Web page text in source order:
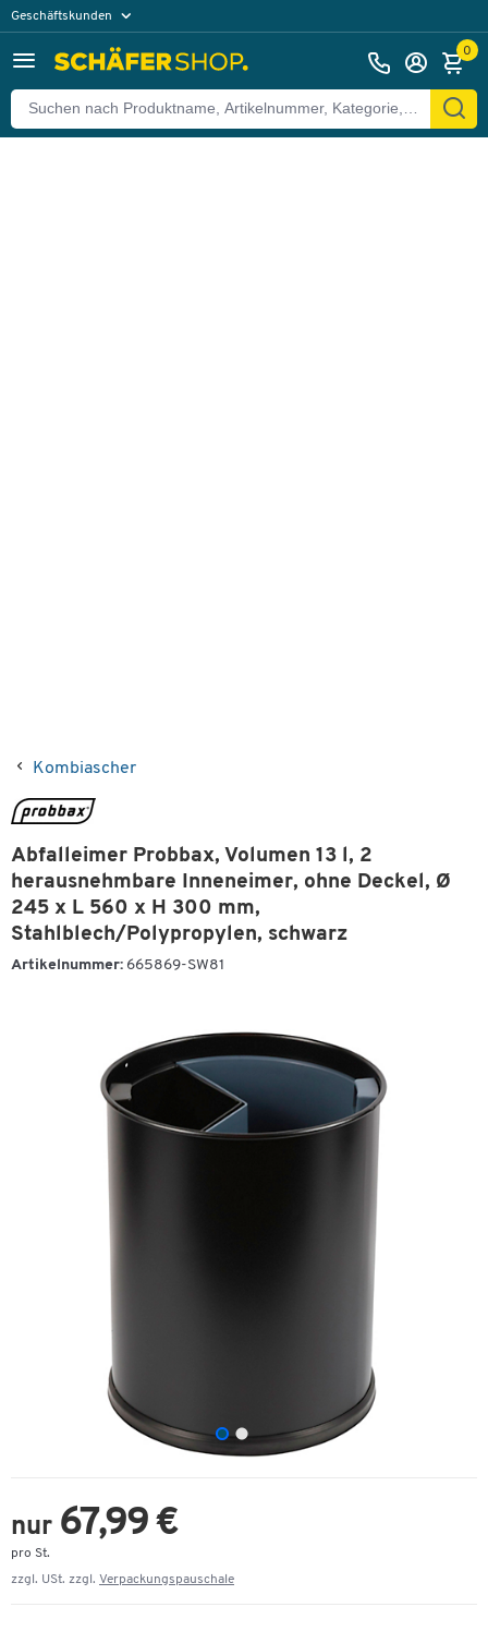
Geschäftskunden
0
Kombiascher
Abfalleimer Probbax, Volumen 13 l, 2
herausnehmbare Inneneimer, ohne Deckel, Ø
245 x L 560 x H 300 mm,
Stahlblech/Polypropylen, schwarz
Artikelnummer: 665869-SW81
nur 67,99 €
pro St.
zzgl. USt. zzgl. Verpackungspauschale
Zurück